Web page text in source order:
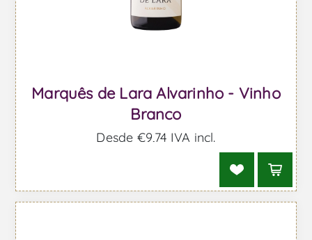
Marquês de Lara Alvarinho - Vinho
Branco
Desde €9,74 IVA incl.